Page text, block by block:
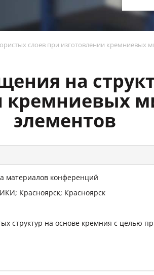
слоев при изготовлении кремниевых
на
кремниевых
элементов
материалов конференций
; Красноярск; Красноярск
структур на основе кремния с целью